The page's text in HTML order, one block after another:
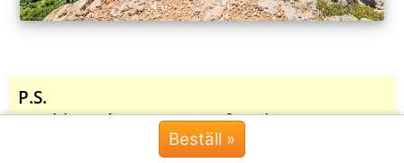
P.S.
Här hittar du en sammanfattning:
Allt detta ingår i din grekiska vokabulärkurs
Beställ »
Chat »